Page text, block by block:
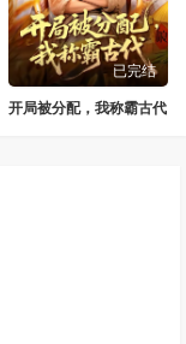
已完结
开局被分配，我称霸古代